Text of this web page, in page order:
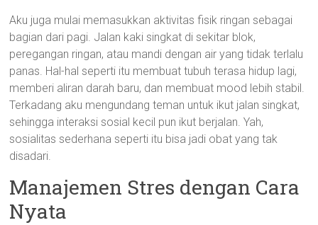
Aku juga mulai memasukkan aktivitas fisik ringan sebagai
bagian dari pagi. Jalan kaki singkat di sekitar blok,
peregangan ringan, atau mandi dengan air yang tidak terlalu
panas. Hal-hal seperti itu membuat tubuh terasa hidup lagi,
memberi aliran darah baru, dan membuat mood lebih stabil.
Terkadang aku mengundang teman untuk ikut jalan singkat,
sehingga interaksi sosial kecil pun ikut berjalan. Yah,
sosialitas sederhana seperti itu bisa jadi obat yang tak
disadari.
Manajemen Stres dengan Cara
Nyata